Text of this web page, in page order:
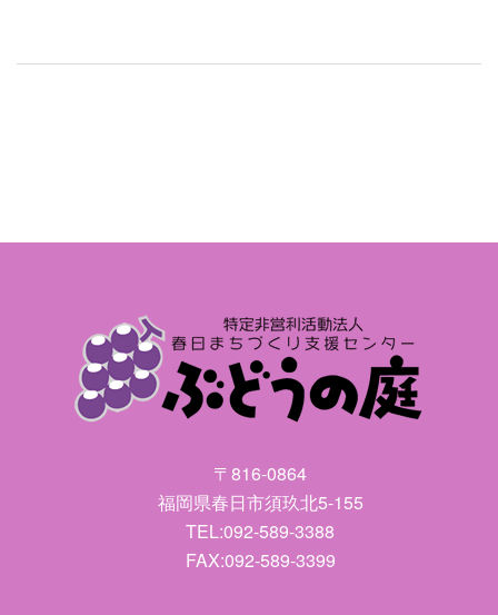
〒816-0864
福岡県春日市須玖北5-155
TEL:092-589-3388
FAX:092-589-3399